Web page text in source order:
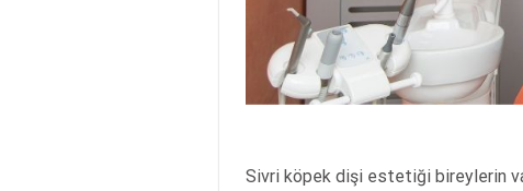
Sivri köpek dişi estetiği bireylerin